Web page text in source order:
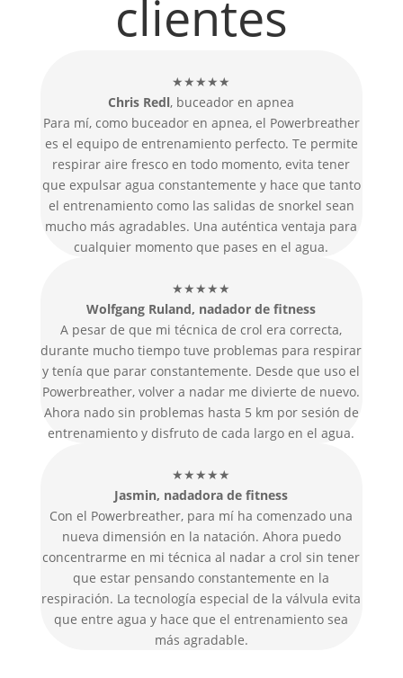
clientes
Para mí, como buceador en apnea, el Powerbreather
es el equipo de entrenamiento perfecto. Te permite
respirar aire fresco en todo momento, evita tener
que expulsar agua constantemente y hace que tanto
el entrenamiento como las salidas de snorkel sean
mucho más agradables. Una auténtica ventaja para
cualquier momento que pases en el agua.
★★★★★
Chris Redl, buceador en apnea
A pesar de que mi técnica de crol era correcta,
durante mucho tiempo tuve problemas para respirar
y tenía que parar constantemente. Desde que uso el
Powerbreather, volver a nadar me divierte de nuevo.
Ahora nado sin problemas hasta 5 km por sesión de
entrenamiento y disfruto de cada largo en el agua.
★★★★★
Wolfgang Ruland, nadador de fitness
Con el Powerbreather, para mí ha comenzado una
nueva dimensión en la natación. Ahora puedo
concentrarme en mi técnica al nadar a crol sin tener
que estar pensando constantemente en la
respiración. La tecnología especial de la válvula evita
que entre agua y hace que el entrenamiento sea
más agradable.
★★★★★
Jasmin, nadadora de fitness